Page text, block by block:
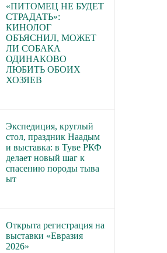
«ПИТОМЕЦ НЕ БУДЕТ
СТРАДАТЬ»:
КИНОЛОГ
ОБЪЯСНИЛ, МОЖЕТ
ЛИ СОБАКА
ОДИНАКОВО
ЛЮБИТЬ ОБОИХ
ХОЗЯЕВ
Экспедиция, круглый
стол, праздник Наадым
и выставка: в Туве РКФ
делает новый шаг к
спасению породы тыва
ыт
Открыта регистрация на
выставки «Евразия
2026»